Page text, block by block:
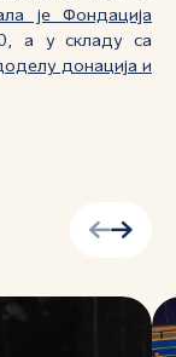
је Фондација
а у складу са
донација и